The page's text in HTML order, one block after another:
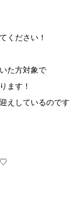
ください！
た方対象で
ます！
えしているのです
♡